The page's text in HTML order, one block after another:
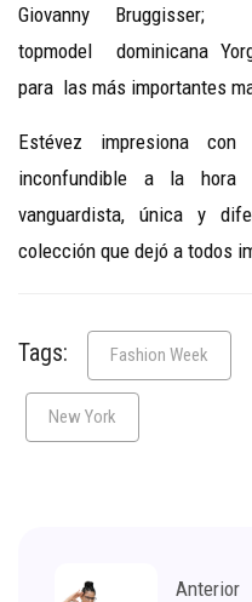
Giovanny
topmodel dominicana
para las más importantes
Estévez impresiona
inconfundible a la
vanguardista, única y
colección que dejó a todos
Tags: Fashion Week
New York
Anterior